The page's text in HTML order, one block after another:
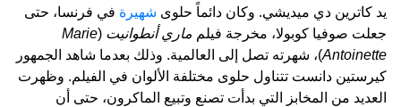
يد كاترين دي ميديشي. وكان دائماً حلوى شهيرة في فرنسا، حتى
جعلت صوفيا كوبولا، مخرجة فيلم ماري أنطوانيت (
Marie
Antoinette)، شهرته تصل إلى العالمية. وذلك بعدما شاهد الجمهور
كيرستين دانست تتناول حلوى مختلفة الألوان في الفيلم. وظهرت
العديد من المخابز التي بدأت تصنع وتبيع الماكرون، حتى أن